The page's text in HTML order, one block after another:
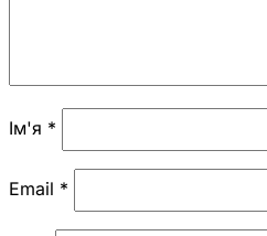
Ім'я *
Email *